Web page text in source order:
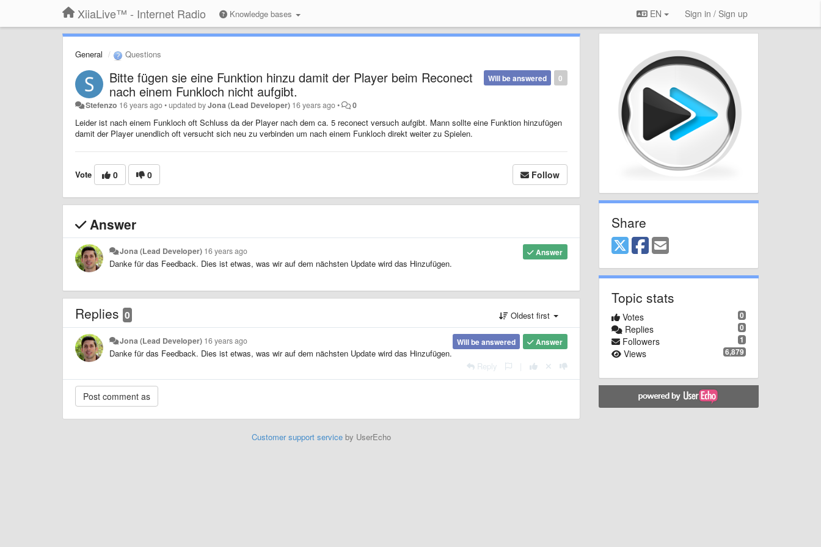
XiiaLive™ - Internet Radio Knowledge bases EN Sign in / Sign up
General Questions
0
Will be answered
Bitte fügen sie eine Funktion hinzu damit der Player beim Reconect
nach einem Funkloch nicht aufgibt.
Stefenzo 16 years ago•updated byJona (Lead Developer) 16 years ago• 0
Leider ist nach einem Funkloch oft Schluss da der Player nach dem ca. 5 reconect versuch aufgibt. Mann sollte eine Funktion hinzufügen
damit der Player unendlich oft versucht sich neu zu verbinden um nach einem Funkloch direkt weiter zu Spielen.
Vote 0 0 Follow
Answer
Answer
Jona (Lead Developer) 16 years ago
Danke für das Feedback. Dies ist etwas, was wir auf dem nächsten Update wird das Hinzufügen.
Replies 0 Oldest first
Answer
Will be answered
Jona (Lead Developer) 16 years ago
Danke für das Feedback. Dies ist etwas, was wir auf dem nächsten Update wird das Hinzufügen.
Reply
Customer support serviceby UserEcho
Share
Topic stats
0
Votes
0
Replies
1
Followers
6,879
Views